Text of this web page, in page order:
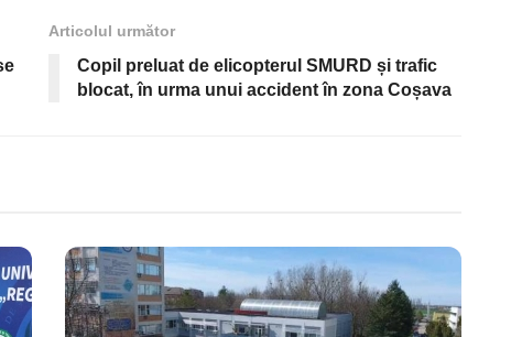
Articolul următor
Copil preluat de elicopterul SMURD și trafic
blocat, în urma unui accident în zona Coșava